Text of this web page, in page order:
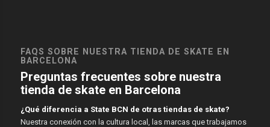
FAQS SOBRE NUESTRA TIENDA DE SKATE EN
BARCELONA
Preguntas frecuentes sobre nuestra
tienda de skate en Barcelona
¿Qué diferencia a State BCN de otras tiendas de skate?
Nuestra conexión con la cultura local, las marcas que trabajamos